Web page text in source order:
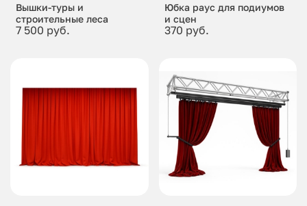
Вышки-туры и
строительные леса
7 500 руб.
Юбка раус для подиумов
и сцен
370 руб.